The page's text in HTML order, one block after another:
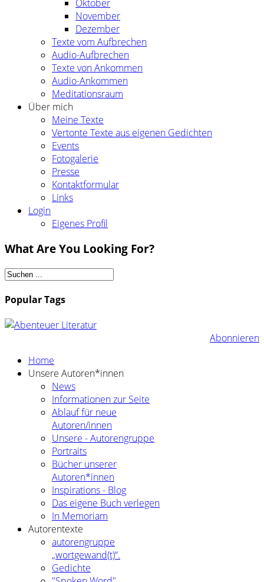
Oktober
November
Dezember
Texte vom Aufbrechen
Audio-Aufbrechen
Texte von Ankommen
Audio-Ankommen
Meditationsraum
Über mich
Meine Texte
Vertonte Texte aus eigenen Gedichten
Events
Fotogalerie
Presse
Kontaktformular
Links
Login
Eigenes Profil
What Are You Looking For?
Popular Tags
Abonnieren
Home
Unsere Autoren*innen
News
Informationen zur Seite
Ablauf für neue
Autoren/innen
Unsere - Autorengruppe
Portraits
Bücher unserer
Autoren*innen
Inspirations - Blog
Das eigene Buch verlegen
In Memoriam
Autorentexte
autorengruppe
„wortgewand(t)“.
Gedichte